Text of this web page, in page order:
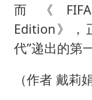
而《
Edition》，
代”递出的第
（作者 戴莉娟